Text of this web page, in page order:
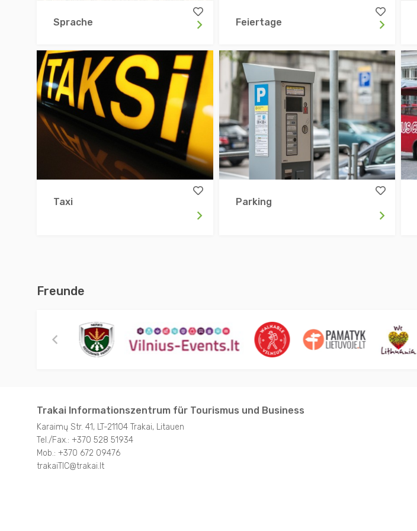
Sprache Feiertage
Taxi Parking
Freunde
Trakai Informationszentrum für Tourismus und Business
Karaimų Str. 41, LT-21104 Trakai, Litauen
Tel./Fax.: +370 528 51934
Mob.: +370 672 09476
trakaiTIC@trakai.lt